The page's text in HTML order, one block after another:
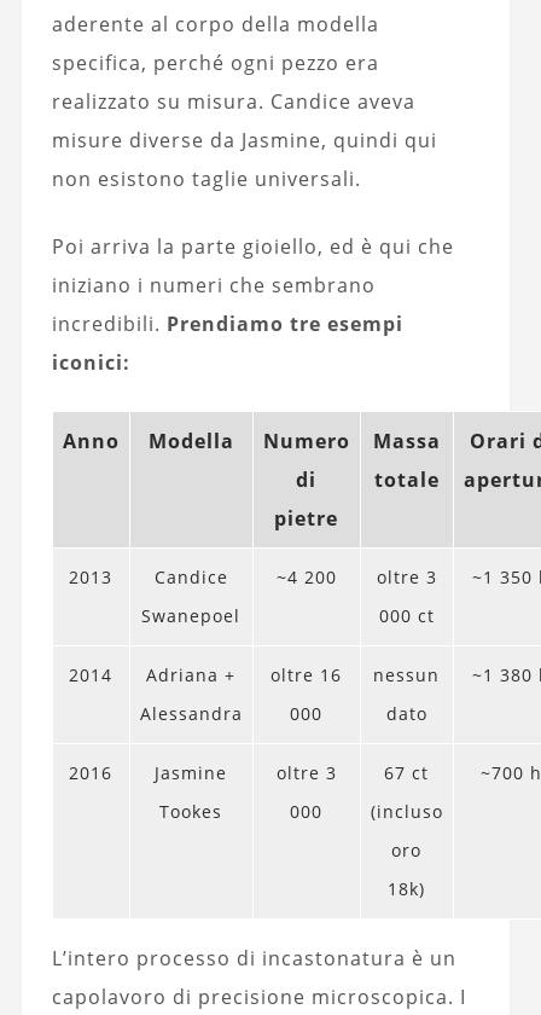
aderente al corpo della modella
specifica, perché ogni pezzo era
realizzato su misura. Candice aveva
misure diverse da Jasmine, quindi qui
non esistono taglie universali.
Poi arriva la parte gioiello, ed è qui che
iniziano i numeri che sembrano
incredibili. Prendiamo tre esempi
iconici:
Anno Modella
Numero
di
pietre
Massa
totale
Orari
2013
Candice
Swanepoel
~4 200
oltre 3
000 ct
~1 350
2014
Adriana +
Alessandra
oltre 16
000
nessun
dato
~1 380
2016
Jasmine
Tookes
oltre 3
000
67 ct
(incluso
oro
18k)
~700 h
L’intero processo di incastonatura è un
capolavoro di precisione microscopica. I